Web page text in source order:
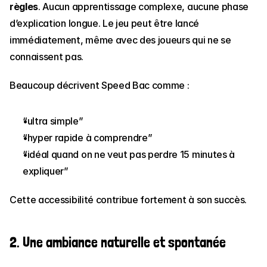
règles. Aucun apprentissage complexe, aucune phase
d’explication longue. Le jeu peut être lancé
immédiatement, même avec des joueurs qui ne se
connaissent pas.
Beaucoup décrivent Speed Bac comme :
“ultra simple”
“hyper rapide à comprendre”
“idéal quand on ne veut pas perdre 15 minutes à
expliquer”
Cette accessibilité contribue fortement à son succès.
2. Une ambiance naturelle et spontanée